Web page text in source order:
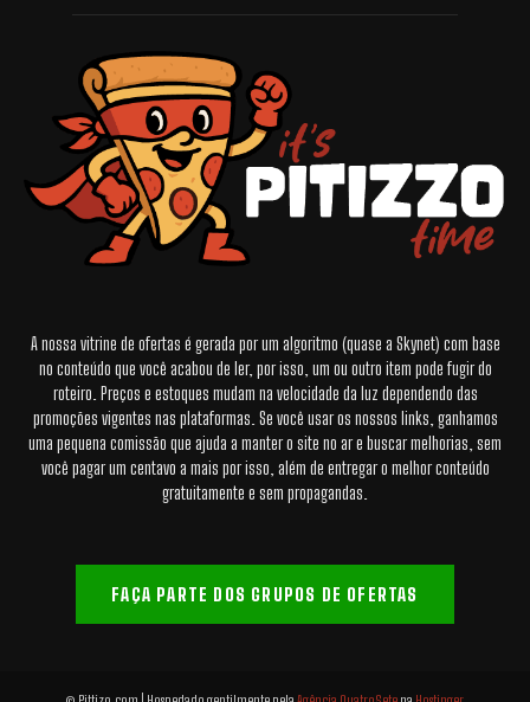
A nossa vitrine de ofertas é gerada por um algoritmo (quase a Skynet) com base
no conteúdo que você acabou de ler, por isso, um ou outro item pode fugir do
roteiro. Preços e estoques mudam na velocidade da luz dependendo das
promoções vigentes nas plataformas. Se você usar os nossos links, ganhamos
uma pequena comissão que ajuda a manter o site no ar e buscar melhorias, sem
você pagar um centavo a mais por isso, além de entregar o melhor conteúdo
gratuitamente e sem propagandas.
FAÇA PARTE DOS GRUPOS DE OFERTAS